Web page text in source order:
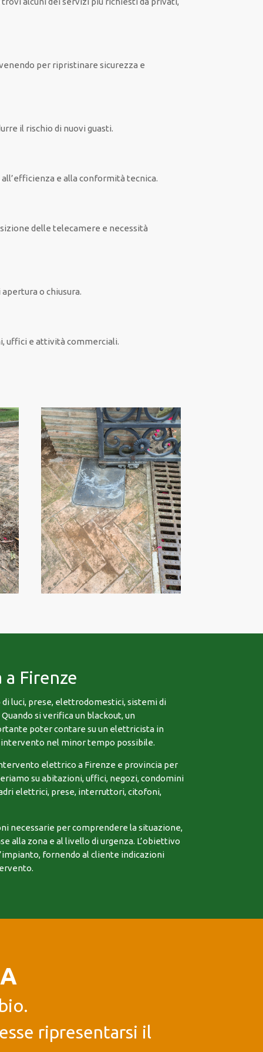
per ripristinare sicurezza e
il rischio di nuovi guasti.
e alla conformità tecnica.
delle telecamere e necessità
o chiusura.
uffici e attività commerciali.
Firenze
luci, prese, elettrodomestici, sistemi di
si verifica un blackout, un
poter contare su un elettricista in
nel minor tempo possibile.
elettrico a Firenze e provincia per
su abitazioni, uffici, negozi, condomini
elettrici, prese, interruttori, citofoni,
necessarie per comprendere la situazione,
alla zona e al livello di urgenza. L’obiettivo
fornendo al cliente indicazioni
ripresentarsi il